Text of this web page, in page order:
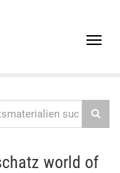
Toggle
world of